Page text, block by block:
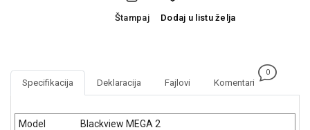
SIGURNOSNA
OPREMA
SOFTWARE
Štampaj Dodaj u listu želja
Specifikacija Deklaracija Fajlovi Komentari
0
Model
Blackview MEGA 2